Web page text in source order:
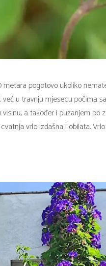
pogotovo ukoliko
u travnju mjesecu počima
a također i puzanjem po
vrlo izdašna i obilata.